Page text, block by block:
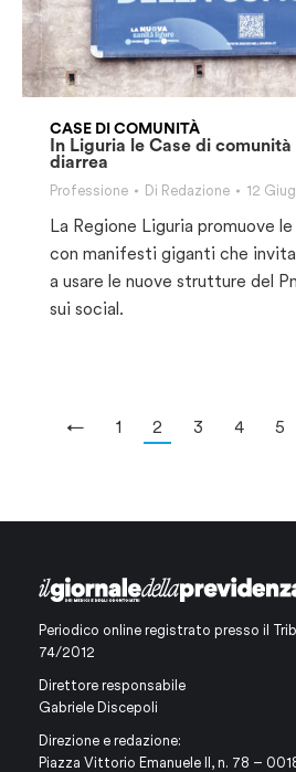
CASE DI COMUNITÀ
In Liguria le Case di
diarrea
Professione Di Redazione 12
La Regione Liguria promuove
con manifesti giganti che
a usare le nuove strutture del
sui social.
← 1 2 3 4 5
Periodico online registrato presso il
74/2012
Direttore responsabile
Gabriele Discepoli
Direzione e redazione:
Piazza Vittorio Emanuele II, n. 78 –